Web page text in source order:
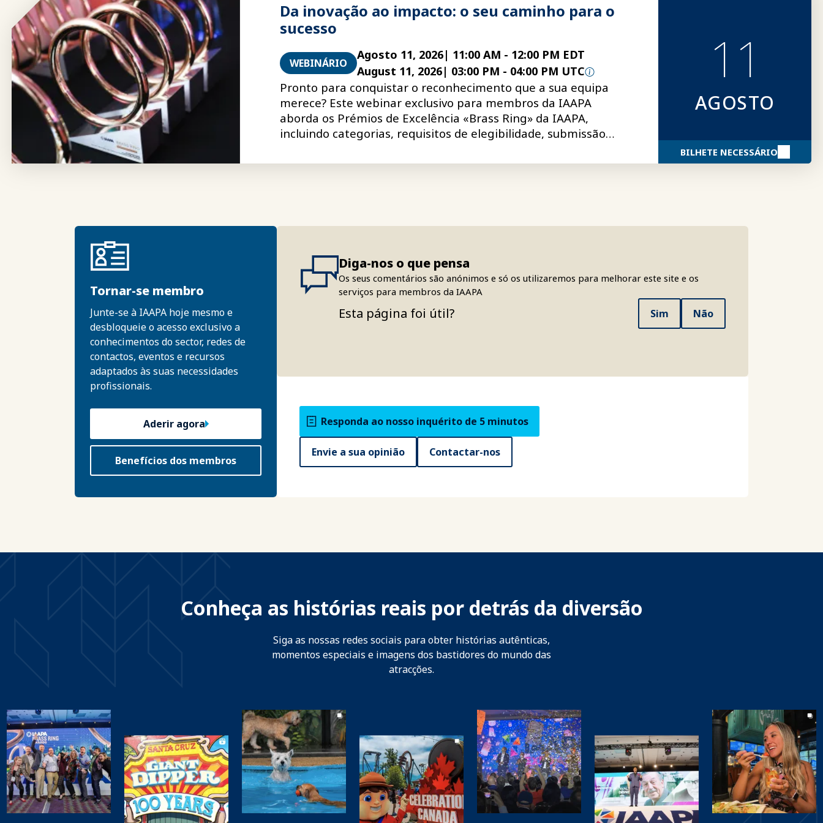
Da inovação ao impacto: o seu caminho para o
sucesso
WEBINÁRIO
Agosto 11, 2026| 11:00 AM - 12:00 PM EDT
August 11, 2026| 03:00 PM - 04:00 PM UTC
Pronto para conquistar o reconhecimento que a sua equipa
merece? Este webinar exclusivo para membros da IAAPA
aborda os Prémios de Excelência «Brass Ring» da IAAPA,
incluindo categorias, requisitos de elegibilidade, submissão
convincentes.
11
AGOSTO
BILHETE NECESSÁRIO
Tornar-se membro
Junte-se à IAAPA hoje mesmo e
desbloqueie o acesso exclusivo a
conhecimentos do sector, redes de
contactos, eventos e recursos
adaptados às suas necessidades
profissionais.
Aderir agora
Benefícios dos membros
Diga-nos o que pensa
Os seus comentários são anónimos e só os utilizaremos para melhorar este site e os
serviços para membros da IAAPA
Esta página foi útil? Sim Não
Responda ao nosso inquérito de 5 minutos
Envie a sua opinião Contactar-nos
Conheça as histórias reais por detrás da diversão
Siga as nossas redes sociais para obter histórias autênticas,
momentos especiais e imagens dos bastidores do mundo das
atracções.